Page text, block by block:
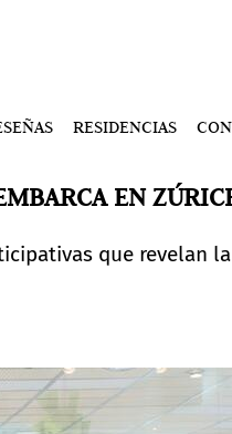
RESIDENCIAS
EN
que revelan la